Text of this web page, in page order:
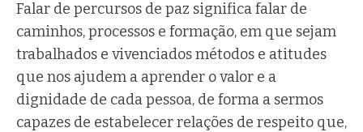
Falar de percursos de paz significa falar de
caminhos, processos e formação, em que sejam
trabalhados e vivenciados métodos e atitudes
que nos ajudem a aprender o valor e a
dignidade de cada pessoa, de forma a sermos
capazes de estabelecer relações de respeito que,